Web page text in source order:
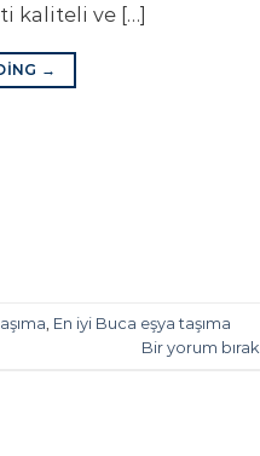
kaliteli ve […]
→
En iyi Buca eşya taşıma
Bir yorum bırak